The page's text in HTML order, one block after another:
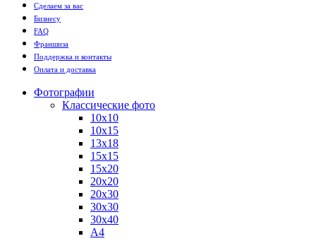
Сделаем за вас
Бизнесу
FAQ
Франшиза
Поддержка и контакты
Оплата и доставка
Фотографии
Классические фото
10х10
10х15
13х18
15х15
15х20
20х20
20х30
30х30
30х40
А4